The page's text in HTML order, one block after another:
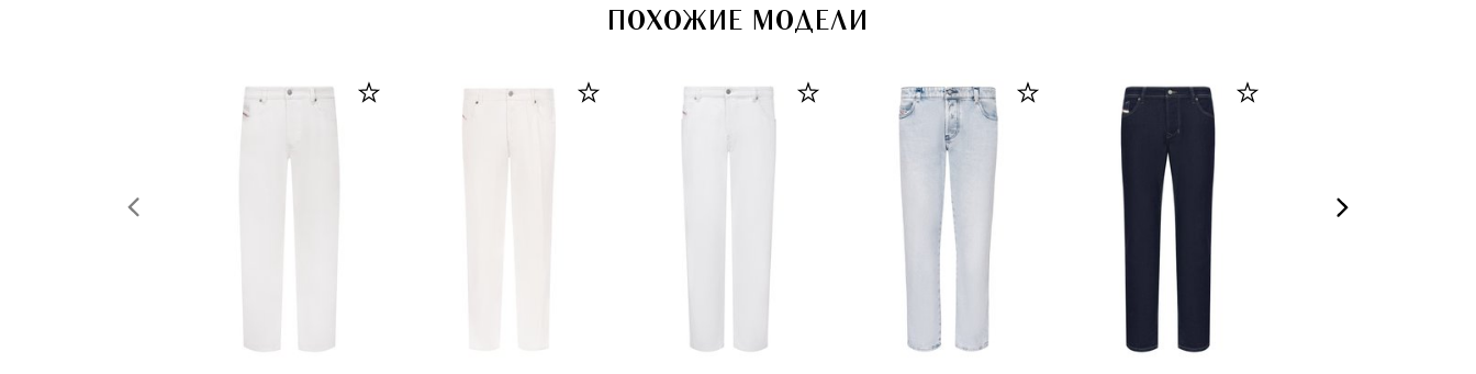
ПОХОЖИЕ МОДЕЛИ